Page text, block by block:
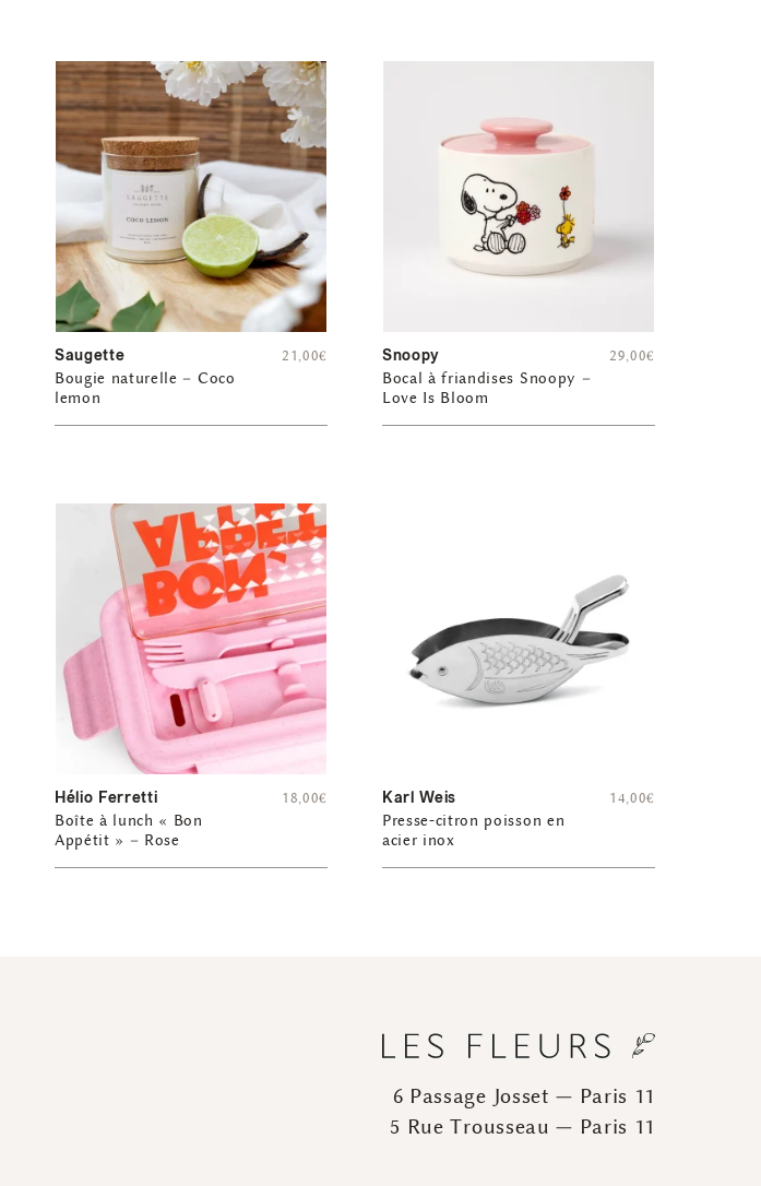
Saugette
Bougie naturelle – Coco
lemon
21,00€ Snoopy
Bocal à friandises Snoopy –
Love Is Bloom
29,00€
Hélio Ferretti
Boîte à lunch « Bon
Appétit » – Rose
18,00€ Karl Weis
Presse-citron poisson en
acier inox
14,00€
6 Passage Josset — Paris 11
5 Rue Trousseau — Paris 11